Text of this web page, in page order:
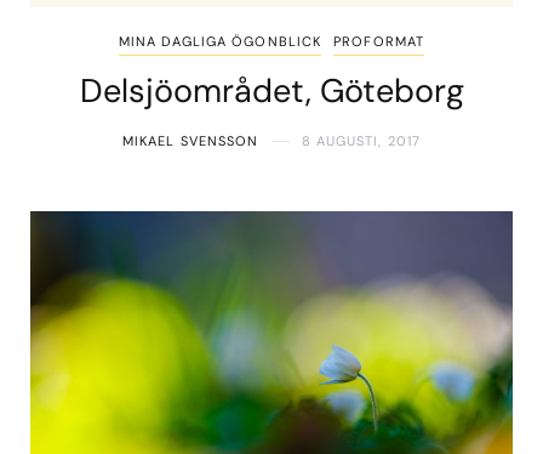
MINA DAGLIGA ÖGONBLICK PROFORMAT
Delsjöområdet, Göteborg
MIKAEL SVENSSON 8 AUGUSTI, 2017